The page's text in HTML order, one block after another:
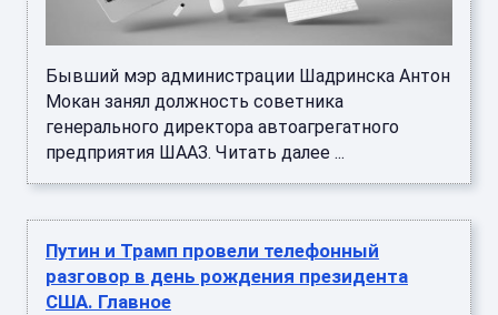
Бывший мэр администрации Шадринска Антон
Мокан занял должность советника
генерального директора автоагрегатного
предприятия ШААЗ. Читать далее ...
Путин и Трамп провели телефонный
разговор в день рождения президента
США. Главное